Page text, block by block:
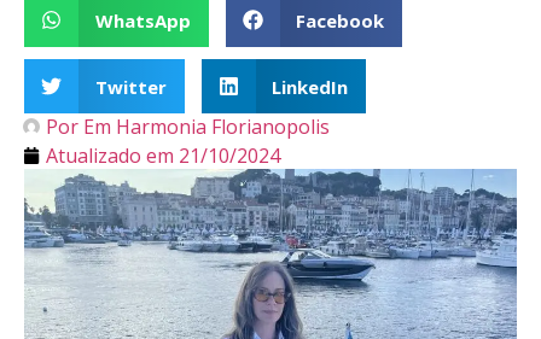
WhatsApp Facebook
Twitter LinkedIn
Por Em Harmonia Florianopolis
Atualizado em 21/10/2024